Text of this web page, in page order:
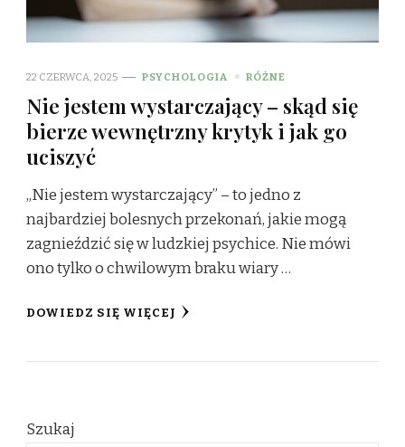
22 CZERWCA, 2025 PSYCHOLOGIA RÓŻNE
Nie jestem wystarczający – skąd się
bierze wewnętrzny krytyk i jak go
uciszyć
„Nie jestem wystarczający” – to jedno z
najbardziej bolesnych przekonań, jakie mogą
zagnieździć się w ludzkiej psychice. Nie mówi
ono tylko o chwilowym braku wiary …
DOWIEDZ SIĘ WIĘCEJ
Szukaj